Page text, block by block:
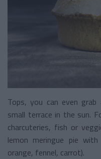
Tops, you can even
small terrace in the sun.
charcuteries, fish or
lemon meringue pie
orange, fennel, carrot).